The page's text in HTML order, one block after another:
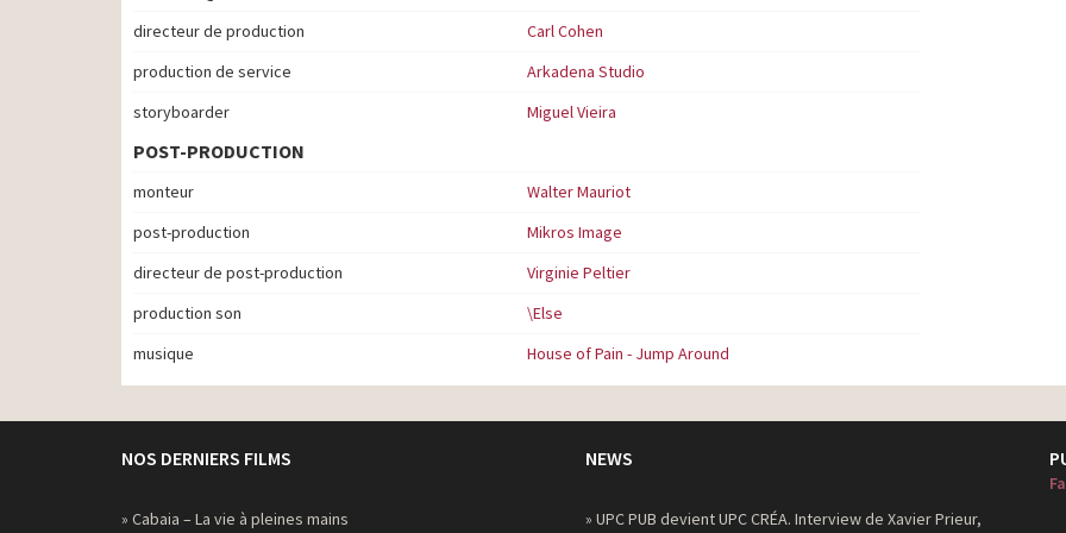
directeur de production
Carl Cohen
production de service
Arkadena Studio
storyboarder
Miguel Vieira
POST-PRODUCTION
monteur
Walter Mauriot
post-production
Mikros Image
directeur de post-production
Virginie Peltier
production son
\Else
musique
House of Pain - Jump Around
NOS DERNIERS FILMS
» Cabaia – La vie à pleines mains
NEWS
» UPC PUB devient UPC CRÉA. Interview de Xavier Prieur,